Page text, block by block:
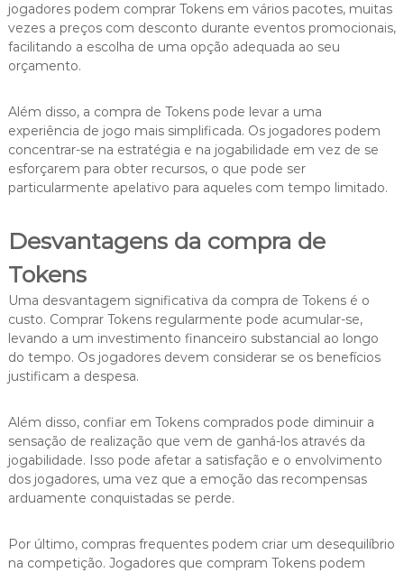
jogadores podem comprar Tokens em vários pacotes, muitas
vezes a preços com desconto durante eventos promocionais,
facilitando a escolha de uma opção adequada ao seu
orçamento.
Além disso, a compra de Tokens pode levar a uma
experiência de jogo mais simplificada. Os jogadores podem
concentrar-se na estratégia e na jogabilidade em vez de se
esforçarem para obter recursos, o que pode ser
particularmente apelativo para aqueles com tempo limitado.
Desvantagens da compra de
Tokens
Uma desvantagem significativa da compra de Tokens é o
custo. Comprar Tokens regularmente pode acumular-se,
levando a um investimento financeiro substancial ao longo
do tempo. Os jogadores devem considerar se os benefícios
justificam a despesa.
Além disso, confiar em Tokens comprados pode diminuir a
sensação de realização que vem de ganhá-los através da
jogabilidade. Isso pode afetar a satisfação e o envolvimento
dos jogadores, uma vez que a emoção das recompensas
arduamente conquistadas se perde.
Por último, compras frequentes podem criar um desequilíbrio
na competição. Jogadores que compram Tokens podem